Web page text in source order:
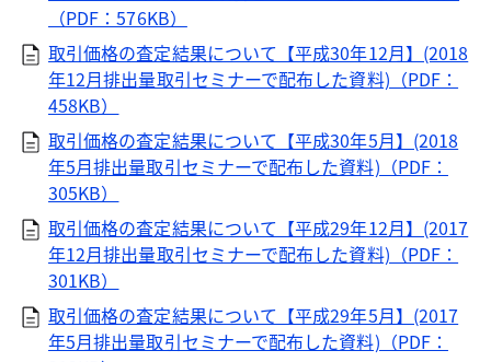
（PDF：576KB）
取引価格の査定結果について【平成30年12月】(2018
年12月排出量取引セミナーで配布した資料)（PDF：
458KB）
取引価格の査定結果について【平成30年5月】(2018
年5月排出量取引セミナーで配布した資料)（PDF：
305KB）
取引価格の査定結果について【平成29年12月】(2017
年12月排出量取引セミナーで配布した資料)（PDF：
301KB）
取引価格の査定結果について【平成29年5月】(2017
年5月排出量取引セミナーで配布した資料)（PDF：